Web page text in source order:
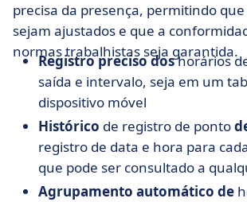
precisa da presença, permitindo
sejam ajustados e que a
normas trabalhistas seja garantida.
Registro preciso doshorários
saída e intervalo, seja em um
dispositivo móvel
Histórico de registro de ponto
registro de data e hora para
que pode ser consultado a
Agrupamento automático de